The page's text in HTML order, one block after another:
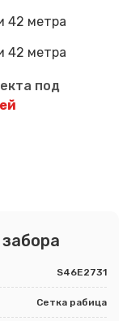
под
забора
S46E2731
Сетка рабица